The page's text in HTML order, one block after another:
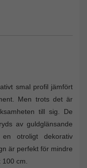
smal profil jämfört
Men trots det är
till sig. De
av guldglänsande
otroligt dekorativ
är perfekt för mindre
cm.